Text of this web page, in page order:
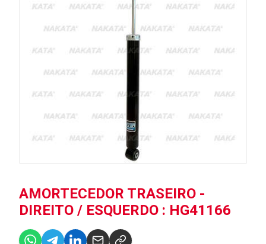
AMORTECEDOR TRASEIRO -
DIREITO / ESQUERDO : HG41166